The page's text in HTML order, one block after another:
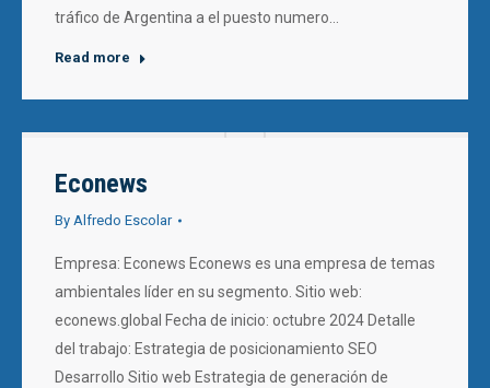
tráfico de Argentina a el puesto numero…
Read more
Econews
By Alfredo Escolar
Empresa: Econews Econews es una empresa de temas
ambientales líder en su segmento. Sitio web:
econews.global Fecha de inicio: octubre 2024 Detalle
del trabajo: Estrategia de posicionamiento SEO
Desarrollo Sitio web Estrategia de generación de